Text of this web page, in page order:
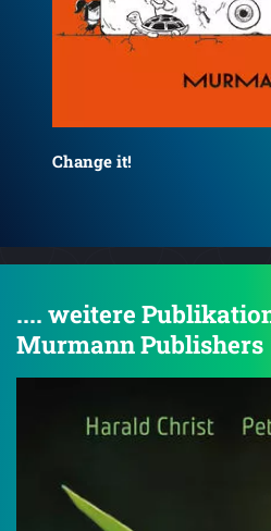
Reframe it!
.... weitere
Murmann Publishers